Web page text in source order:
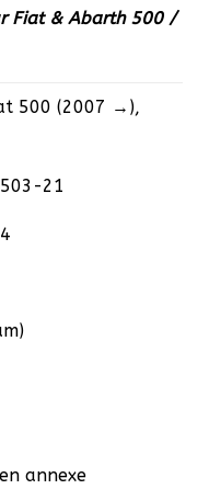
Fiat & Abarth 500 /
500 (2007 →),
21
annexe